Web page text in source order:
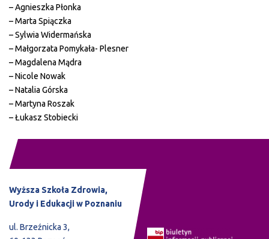
– Agnieszka Płonka
– Marta Spiączka
– Sylwia Widermańska
– Małgorzata Pomykała- Plesner
– Magdalena Mądra
– Nicole Nowak
– Natalia Górska
– Martyna Roszak
– Łukasz Stobiecki
Wyższa Szkoła Zdrowia,
Urody i Edukacji w Poznaniu
ul. Brzeźnicka 3,